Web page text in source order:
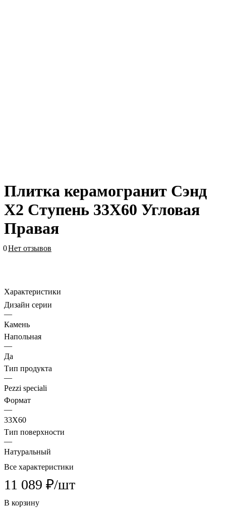
Плитка керамогранит Сэнд
Х2 Ступень 33X60 Угловая
Правая
0Нет отзывов
Характеристики
Дизайн серии
—
Камень
Напольная
—
Да
Тип продукта
—
Pezzi speciali
Формат
—
33X60
Тип поверхности
—
Натуральный
Все характеристики
11 089 ₽/шт
В корзину